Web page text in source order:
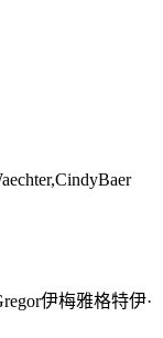
伊梅雅格特伊·